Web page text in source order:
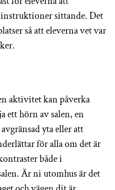
sittande. Det
så att eleverna vet var
aktivitet kan påverka
ett hörn av salen, en
yta eller att
för alla om det är
både i
Är ni utomhus är det